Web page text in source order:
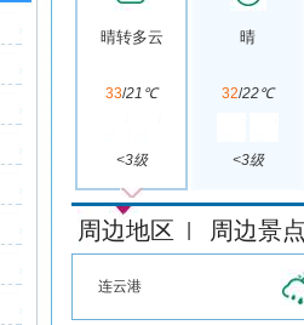
晴转多云
33/21℃
<3级
晴
32/22℃
<3级
周边地区 周边景
连云港